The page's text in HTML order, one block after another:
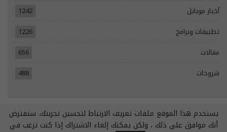
أخبار موبايل
1242
تطبيقات وبرامج
1226
مقالات
656
شروحات
488
© 2026 - جميع الحقوق محفوظة.
يستخدم هذا الموقع ملفات تعريف الارتباط لتحسين تجربتك. سنفترض
أنك موافق على ذلك ، ولكن يمكنك إلغاء الاشتراك إذا كنت ترغب في